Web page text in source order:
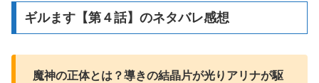
ギルます【第４話】のネタバレ感想
魔神の正体とは？導きの結晶片が光りアリナが駆